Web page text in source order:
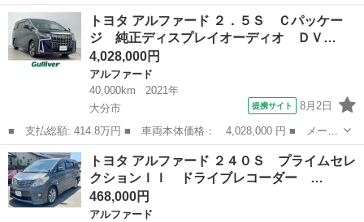
ー名： トヨタ ■ 車種名： アルファード ■ グレード名： ２．
５Ｓ Ｃパッケージ モデリスタエアロ 純正９型ディスプレイ 後
席モニタ...
大分 大分市 アルファード
トヨタ アルファード ２．５Ｓ Ｃパッケー
ジ 純正ディスプレイオーディオ ＤＶ…
4,028,000円
アルファード
40,000km
2021年
大分市
提携サイト 8月2日
■ 支払総額: 414.8万円 ■ 車両本体価格： 4,028,000 円 ■ メーカ
ー名： トヨタ ■ 車種名： アルファード ■ グレード名： ２．
５Ｓ Ｃパッケージ 純正ディスプレイオーディオ ＤＶＤプレイヤ
ー サン...
大分 大分市 アルファード
トヨタ アルファード ２４０Ｓ プライムセレ
クションＩＩ ドライブレコーダー …
468,000円
アルファード